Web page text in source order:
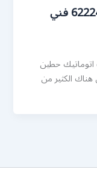
خدمة صيانة غسالات حطين 62224041 فني
حطين
الكثير من